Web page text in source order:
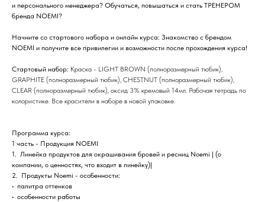
и персонального менеджера? Обучаться, повышаться и стать ТРЕНЕРОМ
бренда NOEMI?
Начните со стартового набора и онлайн курса: Знакомство с брендом
NOEMI и получите все привилегии и возможности после прохождения курса!
Стартовый набор: Краска - LIGHT BROWN (полноразмерный тюбик),
GRAPHITE (полноразмерный тюбик), CHESTNUT (полноразмерный тюбик),
CLEAR (полноразмерный тюбик), оксид 3% кремовый 14мл. Рабочая тетрадь по
колористике. Все красители в наборе в новой упаковке.
Программа курса:
1 часть - Продукция NOEMI
1.⁠ ⁠ Линейка продуктов для окрашивания бровей и ресниц Noemi | (о
компании, о ценностях, что входит в линейку)|
2.⁠ ⁠ Продукты Noemi - особенности:
•⁠ ⁠ палитра оттенков
•⁠ ⁠ особенности работы